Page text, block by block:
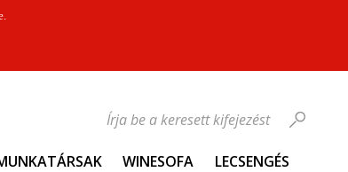
WINESOFA LECSENGÉS
Írja be a keresett kifejezést